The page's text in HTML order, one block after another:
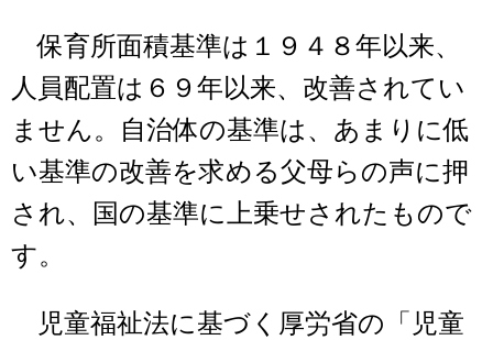
保育所面積基準は１９４８年以来、
人員配置は６９年以来、改善されてい
ません。自治体の基準は、あまりに低
い基準の改善を求める父母らの声に押
され、国の基準に上乗せされたもので
す。
児童福祉法に基づく厚労省の「児童